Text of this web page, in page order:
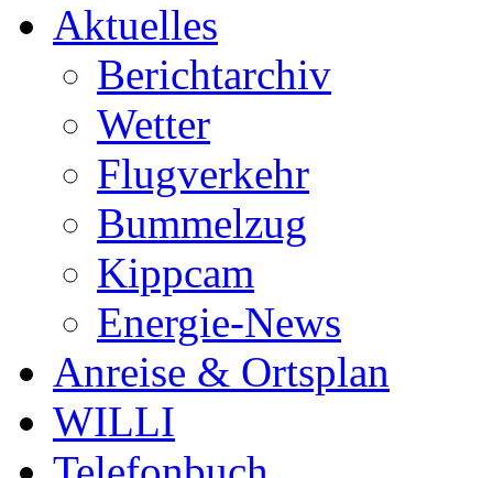
Aktuelles
Berichtarchiv
Wetter
Flugverkehr
Bummelzug
Kippcam
Energie-News
Anreise & Ortsplan
WILLI